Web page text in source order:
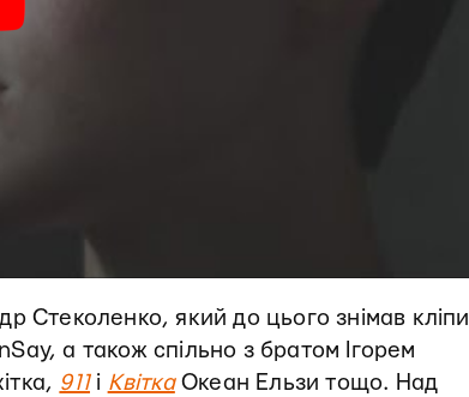
Стеколенко, який до цього знімав кліпи
а також спільно з братом Ігорем
911і Квітка Океан Ельзи тощо. Над